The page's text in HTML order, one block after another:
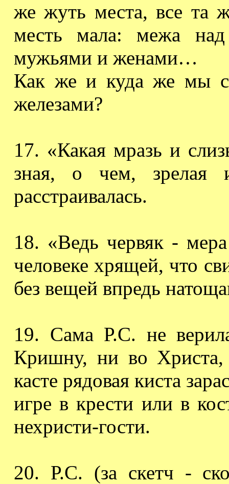
же жуть места, все та
месть мала: межа
мужьями и женами…
Как же и куда же мы
железами?
17. «Какая мразь и
зная, о чем,
расстраивалась.
18. «Ведь червяк -
человеке хрящей, что
без вещей впредь
19. Сама Р.С. не
Кришну, ни во
касте рядовая киста
игре в крести или в
нехристи-гости.
20. Р.С. (за скетч -